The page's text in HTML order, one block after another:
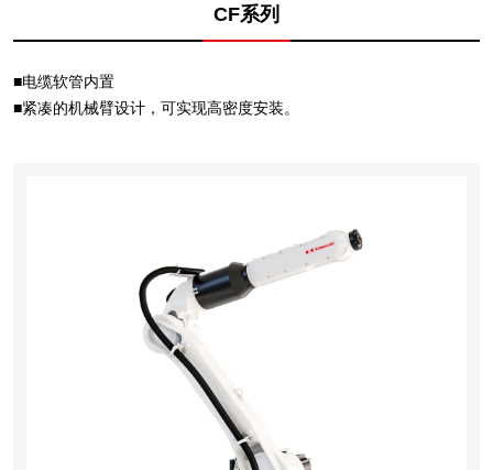
CF系列
■电缆软管内置
■紧凑的机械臂设计，可实现高密度安装。